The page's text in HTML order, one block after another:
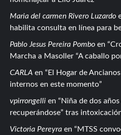
Maria del carmen Rivero Luzardo
habilita consulta en línea para
Pablo Jesus Pereira Pombo en
Marcha a Masoller “A caballo
CARLA en
El Hogar de
internos en este momento
vpirrongelli en
Niña de dos
recuperándose” tras
Victoria Pereyra en
MTSS